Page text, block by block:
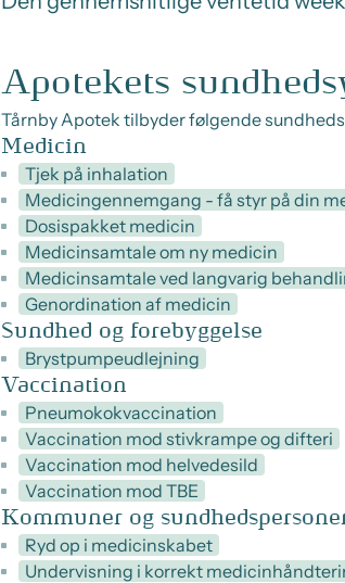
Apotekets
Tårnby Apotek tilbyder følgende
Medicin
Tjek på inhalation
Medicingennemgang - få styr på din
Dosispakket medicin
Medicinsamtale om ny medicin
Medicinsamtale ved langvarig
Genordination af medicin
Sundhed og forebyggelse
Brystpumpeudlejning
Vaccination
Pneumokokvaccination
Vaccination mod stivkrampe og difteri
Vaccination mod helvedesild
Vaccination mod TBE
Kommuner og
Ryd op i medicinskabet
Undervisning i korrekt